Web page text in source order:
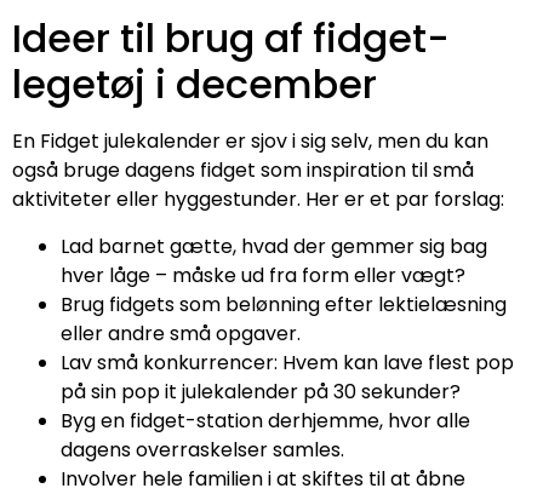
Ideer til brug af fidget-
legetøj i december
En Fidget julekalender er sjov i sig selv, men du kan
også bruge dagens fidget som inspiration til små
aktiviteter eller hyggestunder. Her er et par forslag:
Lad barnet gætte, hvad der gemmer sig bag
hver låge – måske ud fra form eller vægt?
Brug fidgets som belønning efter lektielæsning
eller andre små opgaver.
Lav små konkurrencer: Hvem kan lave flest pop
på sin pop it julekalender på 30 sekunder?
Byg en fidget-station derhjemme, hvor alle
dagens overraskelser samles.
Involver hele familien i at skiftes til at åbne